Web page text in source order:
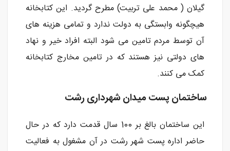
گیلان ( محمد علی تربیت) مطرح گردید. این کتابخانه
هیچگونه وابستگی به دولت ندارد و تمامی هزینه های
آن توسط مردم تامین می شود البته افراد خیر و نهاد
های دولتی نیز هستند که در تامین مخارج کتابخانه
کمک می کنند.
ساختمان پست میدان شهرداری رشت
این ساختمان بالغ بر 100 سال قدمت دارد که در حال
حاضر اداره پست شهر رشت در آن مشغول به فعالیت